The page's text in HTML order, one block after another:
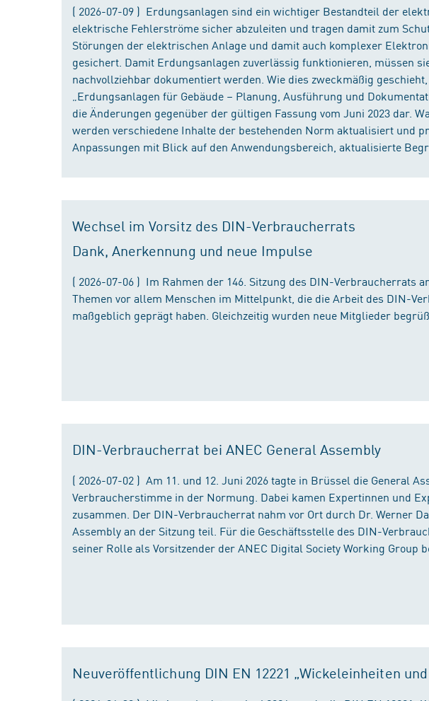
( 2026-07-09 ) Erdungsanlagen sind ein wichtiger Bestandteil der
elektrische Fehlerströme sicher abzuleiten und tragen damit zum
Störungen der elektrischen Anlage und damit auch komplexer
gesichert. Damit Erdungsanlagen zuverlässig funktionieren, müssen
nachvollziehbar dokumentiert werden. Wie dies zweckmäßig
„Erdungsanlagen für Gebäude – Planung, Ausführung und
die Änderungen gegenüber der gültigen Fassung vom Juni 2023 dar.
werden verschiedene Inhalte der bestehenden Norm aktualisiert und
Anpassungen mit Blick auf den Anwendungsbereich, aktualisierte
Wechsel im Vorsitz des DIN-Verbraucherrats
Dank, Anerkennung und neue Impulse
( 2026-07-06 ) Im Rahmen der 146. Sitzung des DIN-Verbraucherrats
Themen vor allem Menschen im Mittelpunkt, die die Arbeit des DIN-
maßgeblich geprägt haben. Gleichzeitig wurden neue Mitglieder
DIN-Verbraucherrat bei ANEC General Assembly
( 2026-07-02 ) Am 11. und 12. Juni 2026 tagte in Brüssel die General
Verbraucherstimme in der Normung. Dabei kamen Expertinnen und
zusammen. Der DIN-Verbraucherrat nahm vor Ort durch Dr. Werner
Assembly an der Sitzung teil. Für die Geschäftsstelle des DIN-
seiner Rolle als Vorsitzender der ANEC Digital Society Working Group
Neuveröffentlichung DIN EN 12221 „Wickeleinheiten